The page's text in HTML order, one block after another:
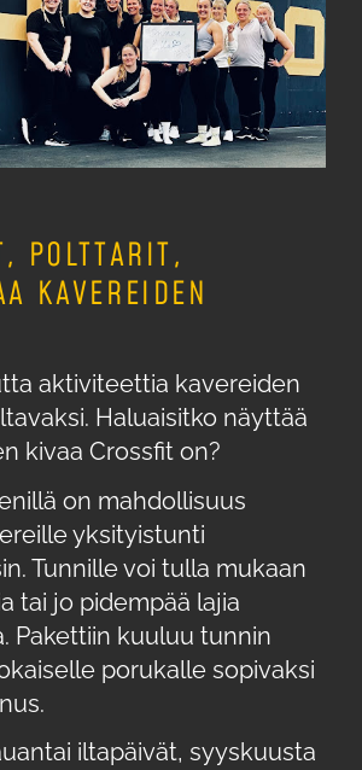
POLTTARIT,
KAVEREIDEN
aktiviteettia kavereiden
Haluaisitko näyttää
kivaa Crossfit on?
on mahdollisuus
yksityistunti
Tunnille voi tulla mukaan
tai jo pidempää lajia
Pakettiin kuuluu tunnin
porukalle sopivaksi
iltapäivät, syyskuusta